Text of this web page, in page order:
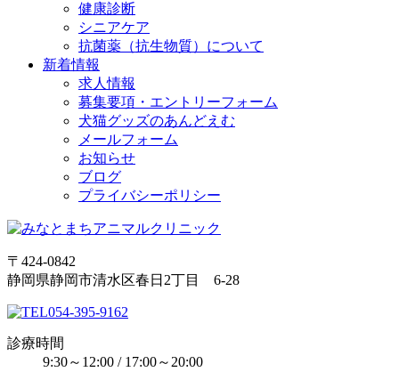
健康診断
シニアケア
抗菌薬（抗生物質）について
新着情報
求人情報
募集要項・エントリーフォーム
犬猫グッズのあんどえむ
メールフォーム
お知らせ
ブログ
プライバシーポリシー
〒424-0842
静岡県静岡市清水区春日2丁目 6-28
054-395-9162
診療時間
9:30～12:00 / 17:00～20:00